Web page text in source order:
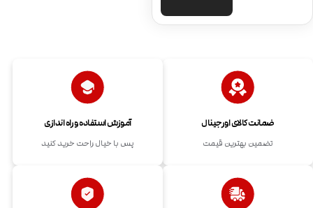
ضمانت کالای اورجینال
تضمین بهترین قیمت
آموزش استفاده و راه اندازی
پس با خیال راحت خرید کنید